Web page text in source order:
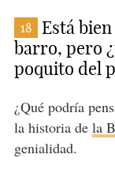
18
Está
barro, pero
poquito del
¿Qué podría
la historia de la
genialidad.